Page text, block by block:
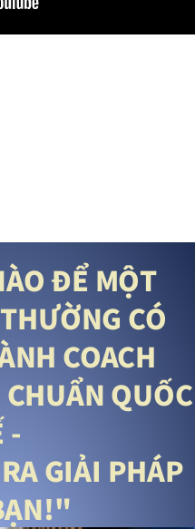
ĐỂ MỘT
CÓ
COACH
QUỐC
-
GIẢI PHÁP